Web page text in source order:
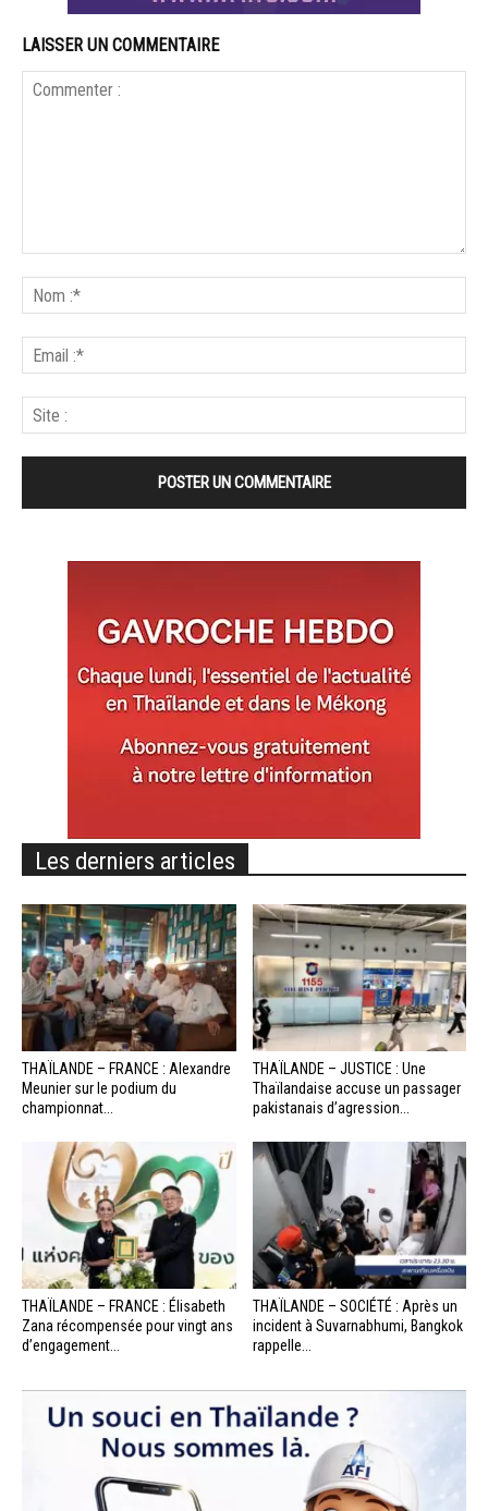
LAISSER UN COMMENTAIRE
Les derniers articles
THAÏLANDE – FRANCE : Alexandre
Meunier sur le podium du
championnat...
THAÏLANDE – JUSTICE : Une
Thaïlandaise accuse un passager
pakistanais d’agression...
THAÏLANDE – FRANCE : Élisabeth
Zana récompensée pour vingt ans
d’engagement...
THAÏLANDE – SOCIÉTÉ : Après un
incident à Suvarnabhumi, Bangkok
rappelle...